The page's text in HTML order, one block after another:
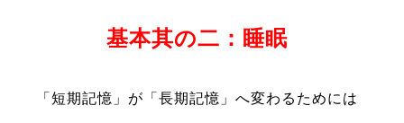
基本其の二：睡眠
「短期記憶」が「長期記憶」へ変わるためには